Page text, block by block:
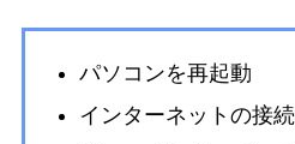
パソコンを再起動
インターネットの接